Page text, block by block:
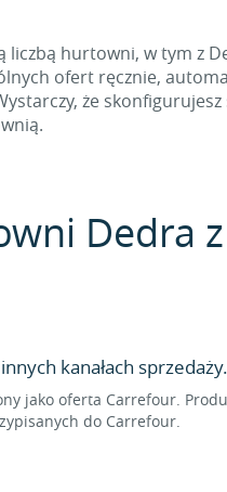
hurtowni, w tym z
ofert ręcznie,
że
Dedra z
kanałach sprzedaży.
jako oferta Carrefour.
do Carrefour.